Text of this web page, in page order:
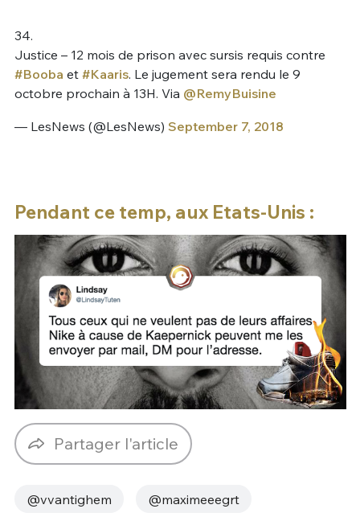
34.
Justice – 12 mois de prison avec sursis requis contre
#Booba et #Kaaris. Le jugement sera rendu le 9
octobre prochain à 13H. Via @RemyBuisine
— LesNews (@LesNews) September 7, 2018
Pendant ce temp, aux Etats-Unis :
Partager l'article
@vvantighem @maximeeegrt